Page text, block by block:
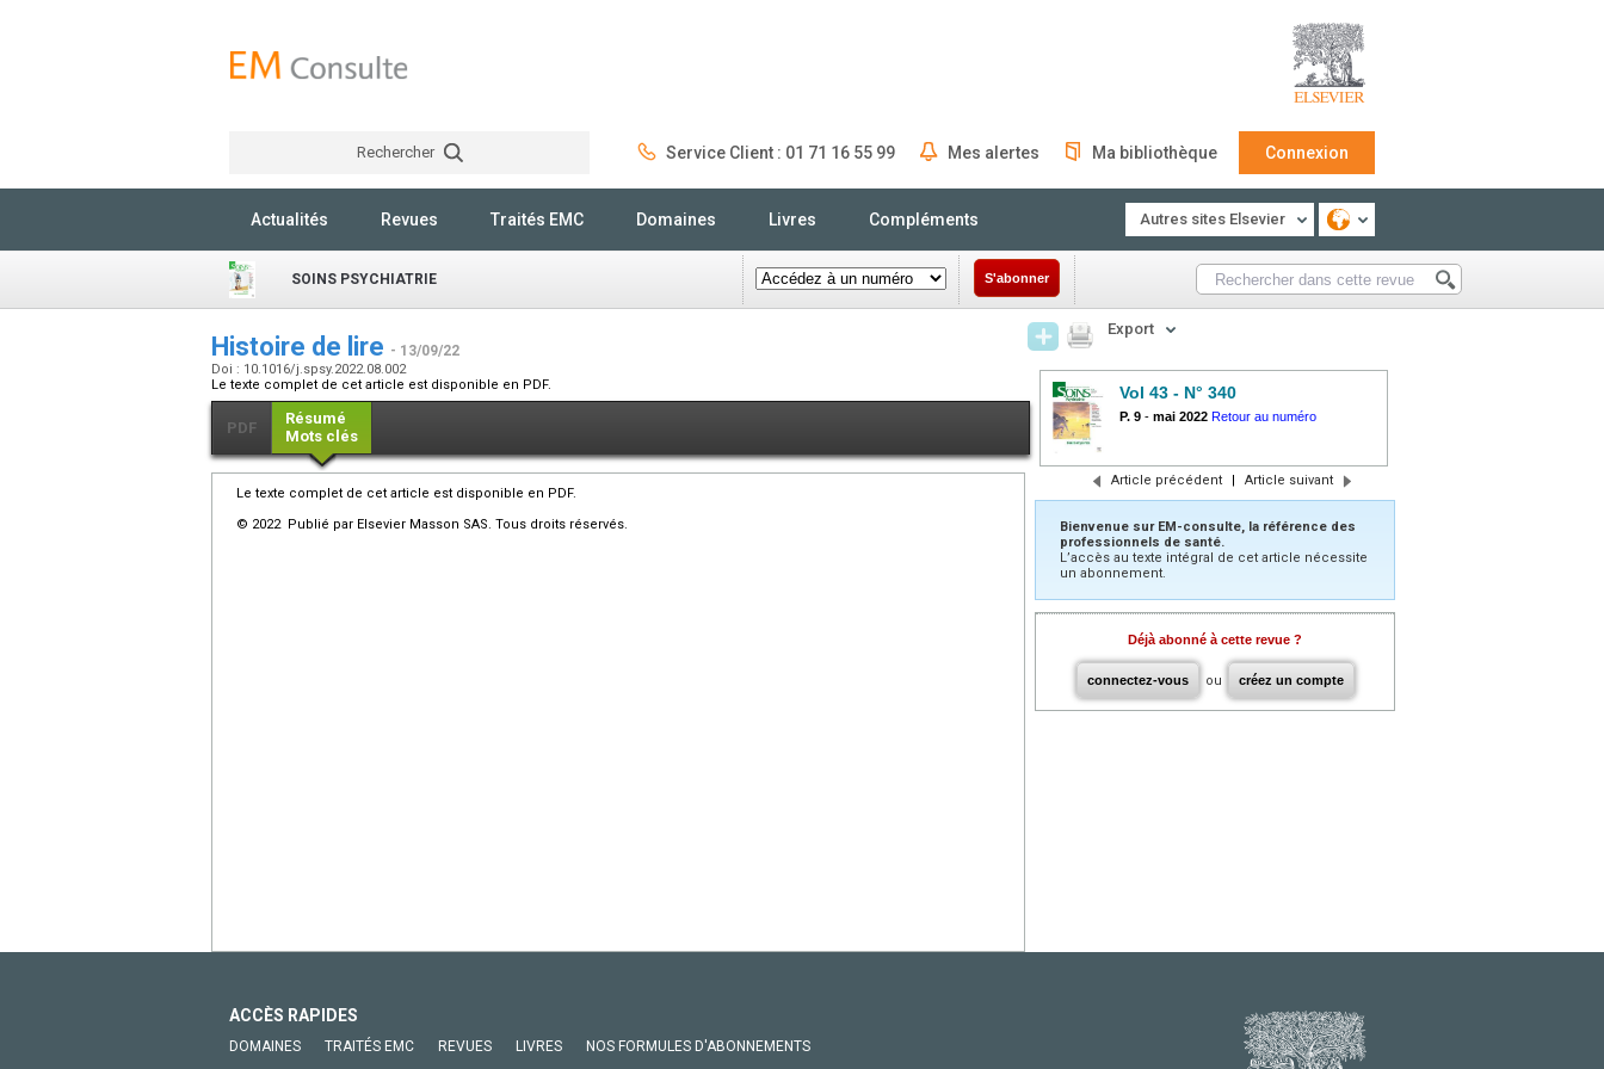
Rechercher Service Client : 01 71 16 55 99 Mes alertes Ma bibliothèque Connexion
Actualités Revues Traités EMC Domaines Livres Compléments Autres sites Elsevier
SOINS PSYCHIATRIE S'abonner
Histoire de lire - 13/09/22
Doi : 10.1016/j.spsy.2022.08.002
Le texte complet de cet article est disponible en PDF.
PDF
Résumé
Mots clés
Le texte complet de cet article est disponible en PDF.
© 2022 Publié par Elsevier Masson SAS. Tous droits réservés.
Export
Vol 43 - N° 340
P. 9 - mai 2022 Retour au numéro
Article précédent | Article suivant
Bienvenue sur EM-consulte, la référence des
professionnels de santé.
L’accès au texte intégral de cet article nécessite
un abonnement.
Déjà abonné à cette revue ?
connectez-vous ou créez un compte
ACCÈS RAPIDES
DOMAINES TRAITÉS EMC REVUES LIVRES NOS FORMULES D'ABONNEMENTS